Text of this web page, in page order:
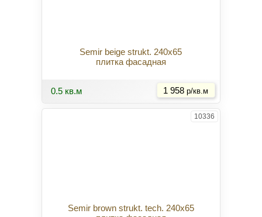
Semir beige strukt. 240x65
плитка фасадная
0.5 кв.м 1 958 р/кв.м
10336
Semir brown strukt. tech. 240x65